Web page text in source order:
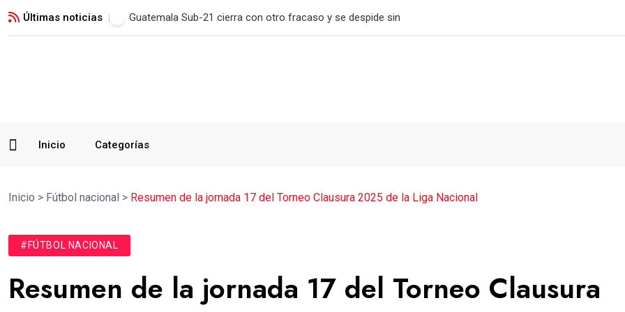
Últimas noticias Municipal remonta en San Marcos y mantiene el paso perfecto
Inicio Categorías
Inicio > Fútbol nacional > Resumen de la jornada 17 del Torneo Clausura 2025 de la Liga Nacional
#FÚTBOL NACIONAL
Resumen de la jornada 17 del Torneo Clausura